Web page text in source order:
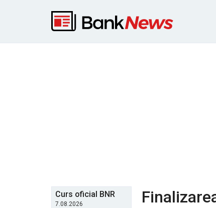
Curs oficial BNR
7.08.2026